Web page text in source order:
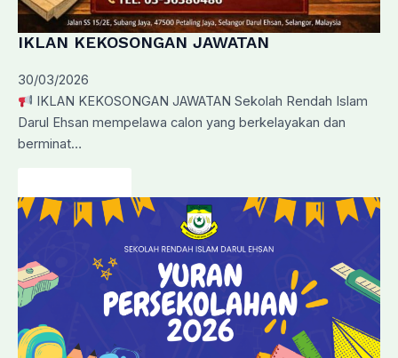
IKLAN KEKOSONGAN JAWATAN
30/03/2026
IKLAN KEKOSONGAN JAWATAN Sekolah Rendah Islam
Darul Ehsan mempelawa calon yang berkelayakan dan
berminat…